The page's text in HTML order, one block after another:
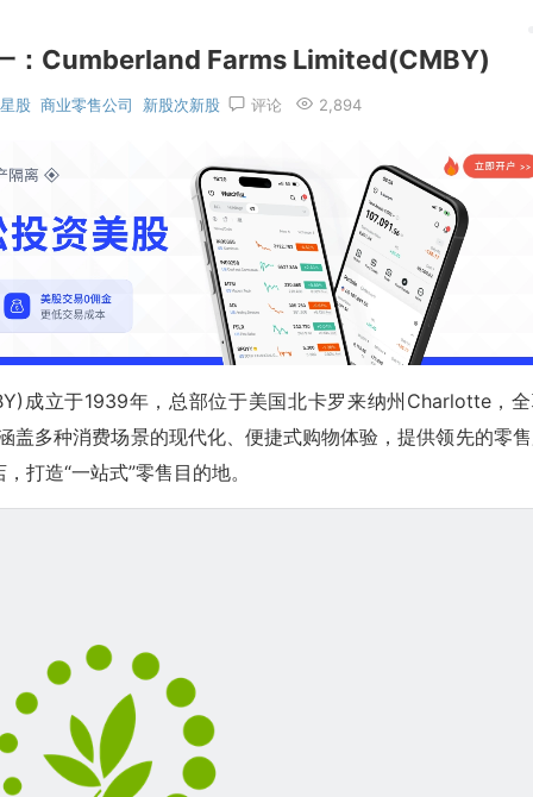
：Cumberland Farms Limited(CMBY)
股 商业零售公司 新股次新股 评论 2,894
成立于1939年，总部位于美国北卡罗来纳州Charlotte，
多种消费场景的现代化、便捷式购物体验，提供领先的零
打造“一站式”零售目的地。